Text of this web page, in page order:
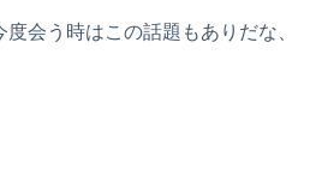
会う時はこの話題もありだな、